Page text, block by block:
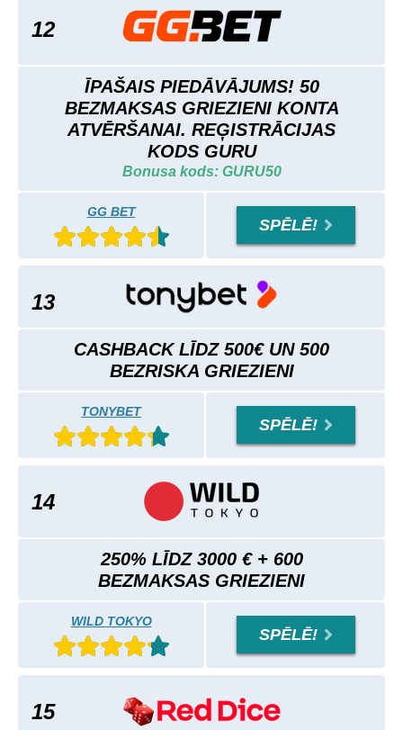
12
ĪPAŠAIS PIEDĀVĀJUMS! 50
BEZMAKSAS GRIEZIENI KONTA
ATVĒRŠANAI. REĢISTRĀCIJAS
KODS GURU
Bonusa kods: GURU50
GG BET
SPĒLĒ!
13
CASHBACK LĪDZ 500€ UN 500
BEZRISKA GRIEZIENI
TONYBET
SPĒLĒ!
14
250% LĪDZ 3000 € + 600
BEZMAKSAS GRIEZIENI
WILD TOKYO
SPĒLĒ!
15